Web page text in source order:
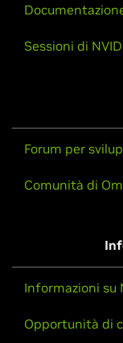
Sessioni di
Forum per
Comunità di
Informazioni su
Opportunità di